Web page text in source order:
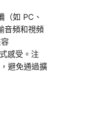
如 PC、
音頻和視頻
感受。注
避免通過擴